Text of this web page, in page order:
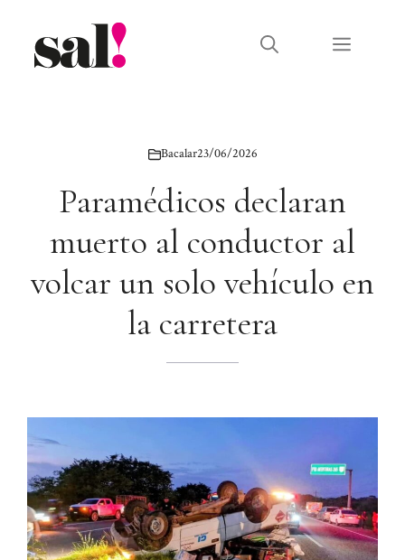
contenido
Menú
Bacalar23/06/2026
Paramédicos declaran
muerto al conductor al
volcar un solo vehículo en
la carretera